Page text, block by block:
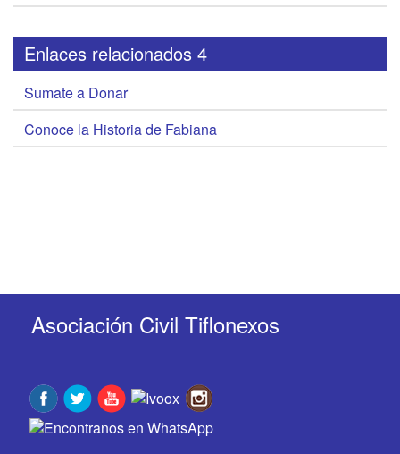
Enlaces relacionados 4
Sumate a Donar
Conoce la Historia de Fabiana
Asociación Civil Tiflonexos